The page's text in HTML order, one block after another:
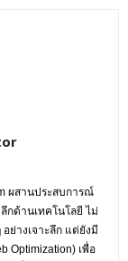
ผสานประสบการณ์
กด้านเทคโนโลยี ไม่
ย่างเจาะลึก แต่ยังมี
Optimization) เพื่อ